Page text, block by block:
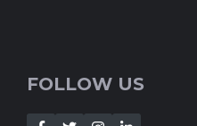
FOLLOW US